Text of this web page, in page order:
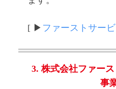
[ ▶ ファーストサー
3. 株式会社ファー
事